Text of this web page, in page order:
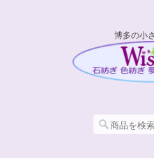
博多の小